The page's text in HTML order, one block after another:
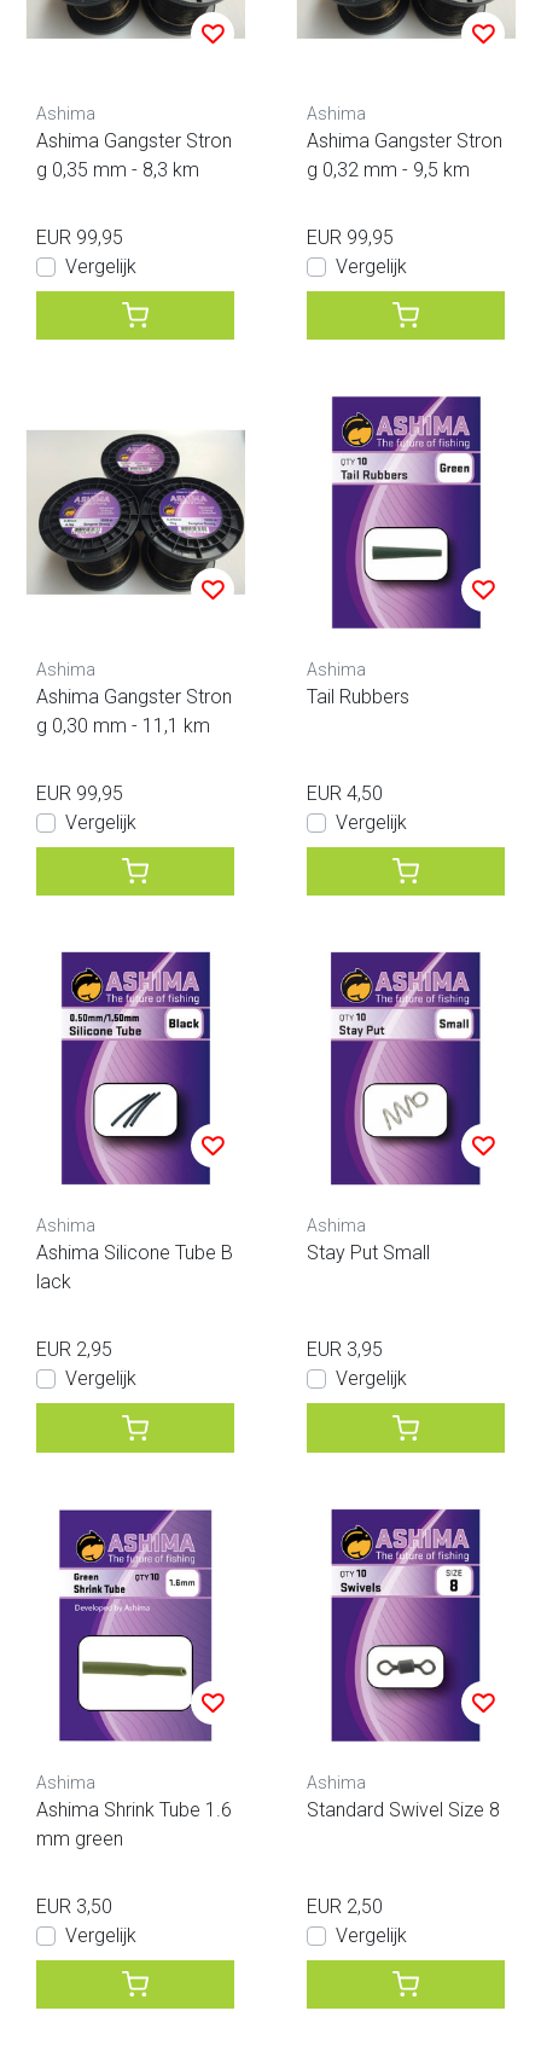
Ashima
Ashima Gangster Stron
g 0,35 mm - 8,3 km
EUR 99,95
Vergelijk
Ashima
Ashima Gangster Stron
g 0,32 mm - 9,5 km
EUR 99,95
Vergelijk
Ashima
Ashima Gangster Stron
g 0,30 mm - 11,1 km
EUR 99,95
Vergelijk
Ashima
Tail Rubbers
EUR 4,50
Vergelijk
Ashima
Ashima Silicone Tube B
lack
EUR 2,95
Vergelijk
Ashima
Stay Put Small
EUR 3,95
Vergelijk
Ashima
Ashima Shrink Tube 1.6
mm green
EUR 3,50
Vergelijk
Ashima
Standard Swivel Size 8
EUR 2,50
Vergelijk